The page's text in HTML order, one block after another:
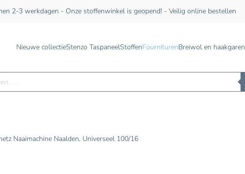
2-3 werkdagen - Onze stoffenwinkel is geopend! - Veilig online bestellen
Nieuwe collectieStenzo TaspaneelStoffenFourniturenBreiwol en haakgaren
Naaimachine Naalden, Universeel 100/16